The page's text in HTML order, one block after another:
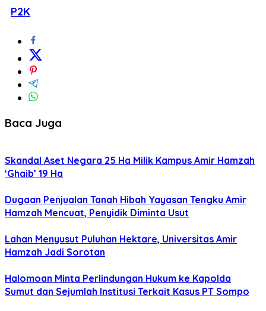
P2K
Baca Juga
Skandal Aset Negara 25 Ha Milik Kampus Amir Hamzah
‘Ghaib’ 19 Ha
Dugaan Penjualan Tanah Hibah Yayasan Tengku Amir
Hamzah Mencuat, Penyidik Diminta Usut
Lahan Menyusut Puluhan Hektare, Universitas Amir
Hamzah Jadi Sorotan
Halomoan Minta Perlindungan Hukum ke Kapolda
Sumut dan Sejumlah Institusi Terkait Kasus PT Sompo